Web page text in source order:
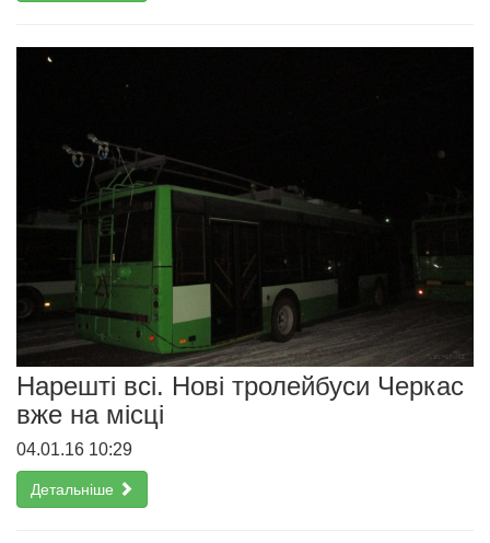
Нарешті всі. Нові тролейбуси Черкас
вже на місці
04.01.16 10:29
Детальніше